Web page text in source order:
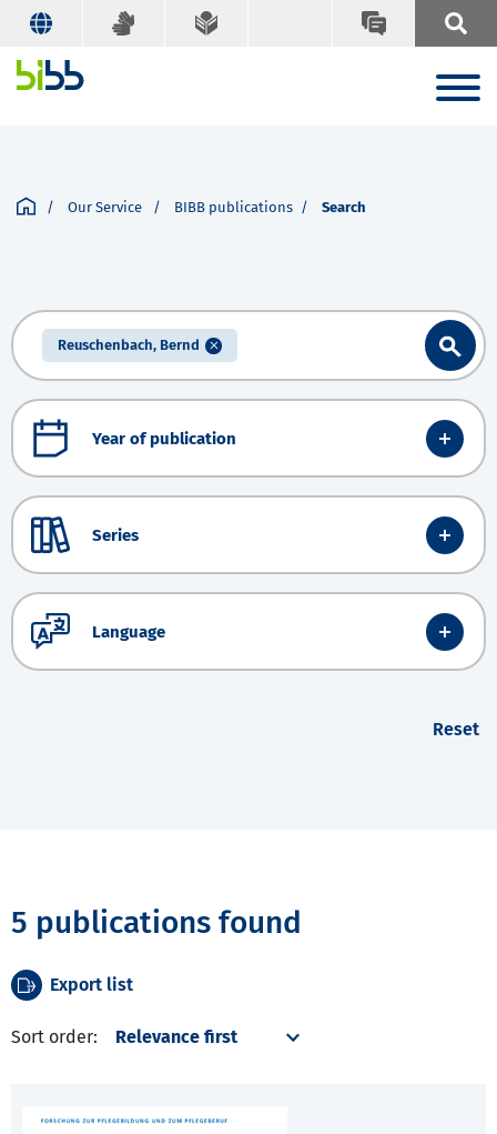
Our Service BIBB publications Search
Reuschenbach, Bernd
Year of publication
Series
Language
Reset
5 publications found
Export list
Sort order: